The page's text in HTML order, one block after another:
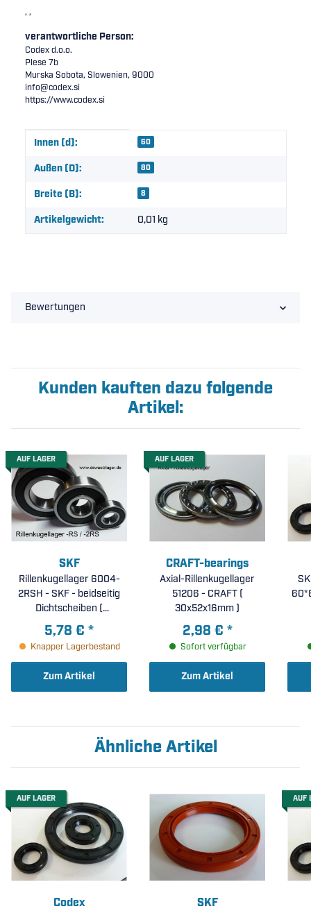
, ,
verantwortliche Person:
Codex d.o.o.
Plese 7b
Murska Sobota, Slowenien, 9000
info@codex.si
https://www.codex.si
Produkteigenschaft
Wert
Innen (d): 60
Außen (D): 80
Breite (B): 8
Artikelgewicht: 0,01 kg
Bewertungen
Kunden kauften dazu folgende
Artikel:
AUF LAGER
SKF
Rillenkugellager 6004-
2RSH - SKF - beidseitig
Dichtscheiben (
20x42x12mm )
5,78 € *
Knapper Lagerbestand
Zum Artikel
AUF LAGER
CRAFT-bearings
Axial-Rillenkugellager
51206 - CRAFT (
30x52x16mm )
2,98 € *
Sofort verfügbar
Zum Artikel
Ähnliche Artikel
AUF LAGER
Codex SKF
AUF